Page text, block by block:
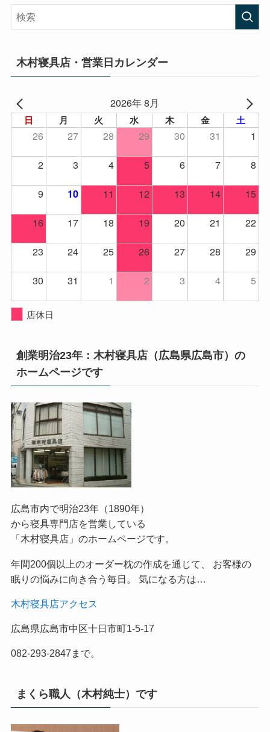
木村寝具店・営業日カレンダー
2026年 8月
日 月 火 水 木 金 土
26 27 28 29 30 31
1
2
3 4 5 6 7
8
9
10 11 12 13 14
15
16
17 18 19 20 21
22
23
24 25 26 27 28
29
30
31 1 2 3 4 5
店休日
創業明治23年：木村寝具店（広島県広島市）の
ホームページです
広島市内で明治23年（1890年）
から寝具専門店を営業している
「木村寝具店」のホームページです。
年間200個以上のオーダー枕の作成を通じて、 お客様の
眠りの悩みに向き合う毎日。 気になる方は…
木村寝具店アクセス
広島県広島市中区十日市町1-5-17
082-293-2847まで。
まくら職人（木村純士）です